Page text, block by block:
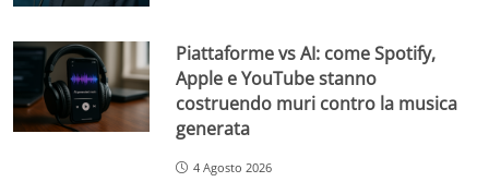
Piattaforme vs AI: come Spotify,
Apple e YouTube stanno
costruendo muri contro la musica
generata
4 Agosto 2026